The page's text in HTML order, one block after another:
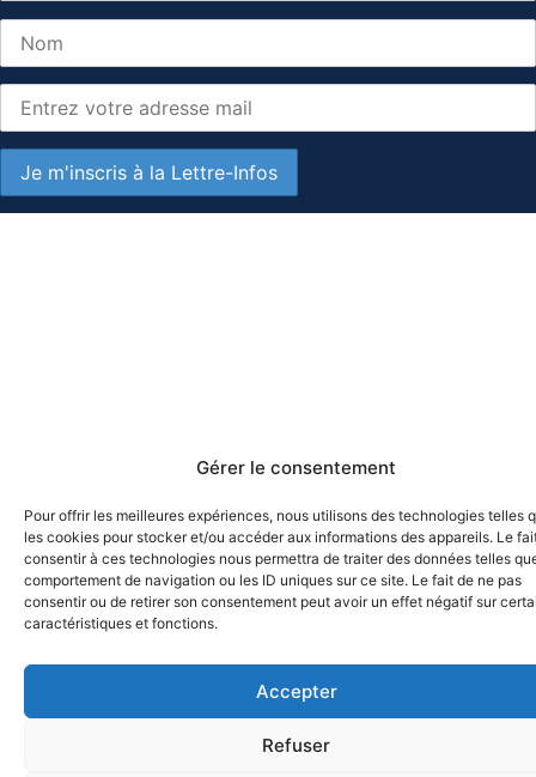
Gérer le consentement
Pour offrir les meilleures expériences, nous utilisons des technologies telles
les cookies pour stocker et/ou accéder aux informations des appareils. Le
consentir à ces technologies nous permettra de traiter des données telles
comportement de navigation ou les ID uniques sur ce site. Le fait de ne pas
consentir ou de retirer son consentement peut avoir un effet négatif sur
caractéristiques et fonctions.
Accepter
Refuser